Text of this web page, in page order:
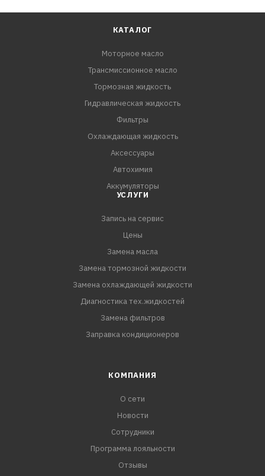
КАТАЛОГ
Моторное масло
Трансмиссионное масло
Тормозная жидкость
Гидравлическая жидкость
Фильтры
Охлаждающая жидкость
Аксессуары
Автохимия
Аккумуляторы
УСЛУГИ
Запись на сервис
Цены
Замена масла
Замена тормозной жидкости
Замена охлаждающей жидкости
Диагностика тех.жидкостей
Замена фильтров
Заправка кондиционеров
КОМПАНИЯ
О сети
Новости
Сотрудники
Программа лояльности
Отзывы